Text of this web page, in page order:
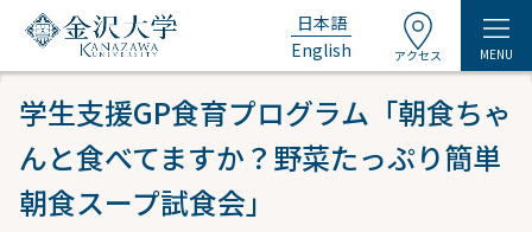
日本語
English
アクセス MENU
学生支援GP食育プログラム「朝食ちゃ
んと食べてますか？野菜たっぷり簡単
朝食スープ試食会」